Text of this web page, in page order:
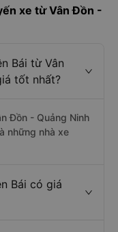
xe từ Vân Đồn -
Bái từ Vân
tốt nhất?
Đồn - Quảng Ninh
những nhà xe
Bái có giá